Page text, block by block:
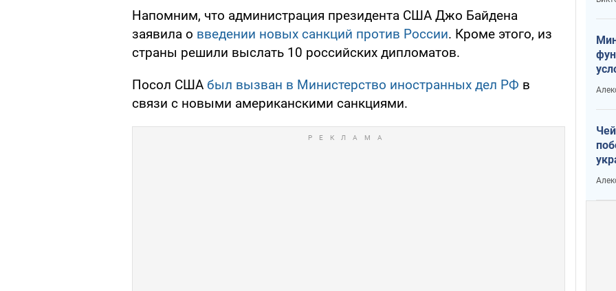
Напомним, что администрация президента США Джо Байдена
заявила о введении новых санкций против России. Кроме этого, из
страны решили выслать 10 российских дипломатов.
Посол США был вызван в Министерство иностранных дел РФ в
связи с новыми американскими санкциями.